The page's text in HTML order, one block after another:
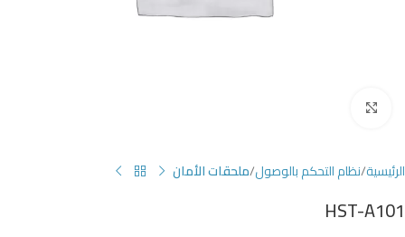
الرئيسية نظام التحكم بالوصول ملحقات الأمان
HST-A101